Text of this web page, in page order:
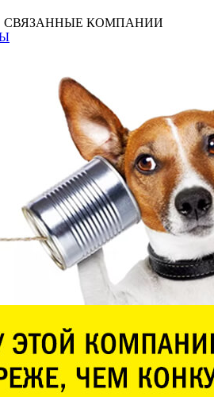
СВЯЗАННЫЕ КОМПАНИИ